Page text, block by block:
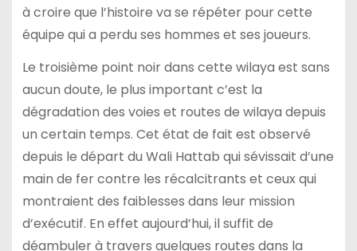
à croire que l’histoire va se répéter pour cette
équipe qui a perdu ses hommes et ses joueurs.
Le troisième point noir dans cette wilaya est sans
aucun doute, le plus important c’est la
dégradation des voies et routes de wilaya depuis
un certain temps. Cet état de fait est observé
depuis le départ du Wali Hattab qui sévissait d’une
main de fer contre les récalcitrants et ceux qui
montraient des faiblesses dans leur mission
d’exécutif. En effet aujourd’hui, il suffit de
déambuler à travers quelques routes dans la